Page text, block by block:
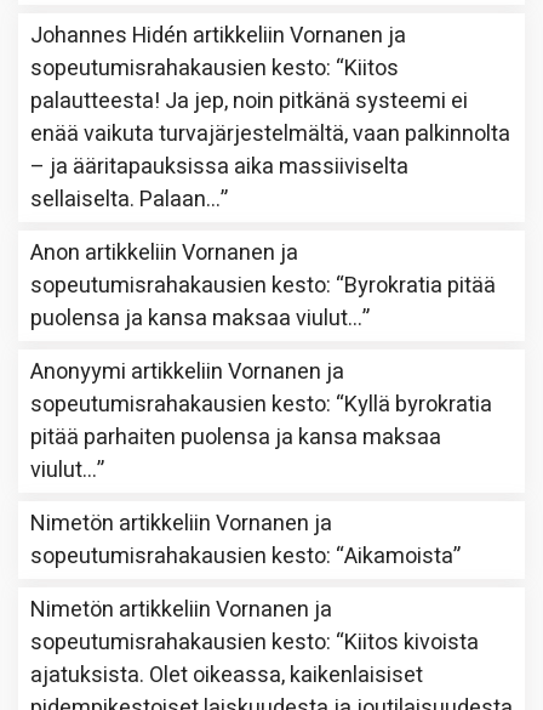
Johannes Hidén artikkeliinVornanen ja
sopeutumisrahakausien kesto: “Kiitos
palautteesta! Ja jep, noin pitkänä systeemi ei
enää vaikuta turvajärjestelmältä, vaan palkinnolta
– ja ääritapauksissa aika massiiviselta
sellaiselta. Palaan…”
Anon artikkeliinVornanen ja
sopeutumisrahakausien kesto: “Byrokratia pitää
puolensa ja kansa maksaa viulut…”
Anonyymi artikkeliinVornanen ja
sopeutumisrahakausien kesto: “Kyllä byrokratia
pitää parhaiten puolensa ja kansa maksaa
viulut…”
Nimetön artikkeliinVornanen ja
sopeutumisrahakausien kesto: “Aikamoista”
Nimetön artikkeliinVornanen ja
sopeutumisrahakausien kesto: “Kiitos kivoista
ajatuksista. Olet oikeassa, kaikenlaisiset